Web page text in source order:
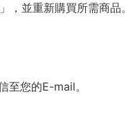
並重新購買所需商品。
至您的E-mail。